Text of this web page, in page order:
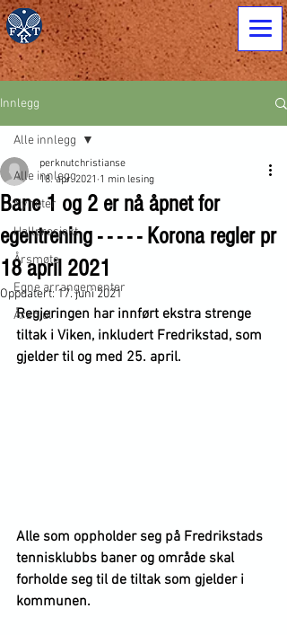
Innlegg
Alle innlegg
Nyheter
Hallprosjekt
Årsmøte
Egne arrangementer
Årshjul
Alle innlegg
Bane 1 og 2 er nå åpnet for
egentrening - - - - - Korona regler pr
18 april 2021
perknutchristianse
18. apr. 2021 1 min lesing
Oppdatert:17. juni 2021
Regjeringen har innført ekstra strenge
tiltak i Viken, inkludert Fredrikstad, som
gjelder til og med 25. april.
Alle som oppholder seg på Fredrikstads
tennisklubbs baner og område skal
forholde seg til de tiltak som gjelder i
kommunen.